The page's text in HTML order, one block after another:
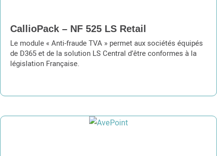
CallioPack – NF 525 LS Retail
Le module « Anti-fraude TVA » permet aux sociétés équipés
de D365 et de la solution LS Central d’être conformes à la
législation Française.